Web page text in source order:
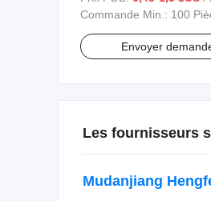
Commande Min.: 100
Envoyer
Les fournisseurs
Mudanjiang